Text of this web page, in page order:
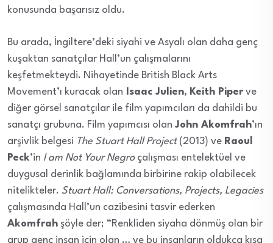
konusunda başarısız oldu.
Bu arada, İngiltere’deki siyahi ve Asyalı olan daha genç
kuşaktan sanatçılar Hall’un çalışmalarını
keşfetmekteydi. Nihayetinde British Black Arts
Movement’ı kuracak olan Isaac Julien, Keith Piperve
diğer görsel sanatçılar ile film yapımcıları da dahildi bu
sanatçı grubuna. Film yapımcısı olan John Akomfrah’ın
arşivlik belgesi The Stuart Hall Project(2013) ve Raoul
Peck’in I am Not Your Negroçalışması entelektüel ve
duygusal derinlik bağlamında birbirine rakip olabilecek
nitelikteler. Stuart Hall: Conversations, Projects, Legacies
çalışmasında Hall’un cazibesini tasvir ederken
Akomfrah şöyle der; “Renkliden siyaha dönmüş olan bir
grup genç insan için olan … ve bu insanların oldukça kısa